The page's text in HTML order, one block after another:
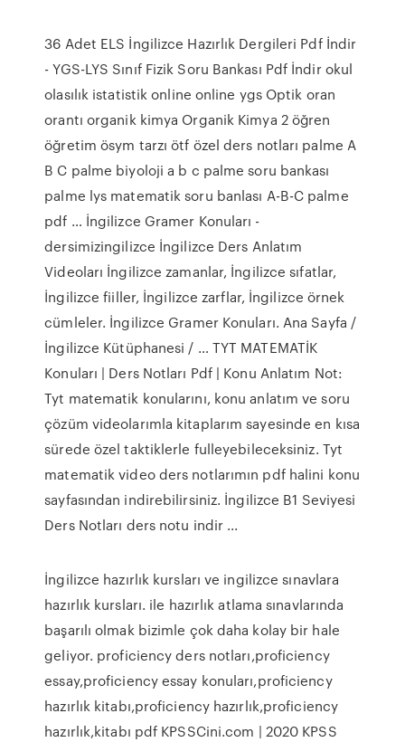
36 Adet ELS İngilizce Hazırlık Dergileri Pdf İndir
- YGS-LYS Sınıf Fizik Soru Bankası Pdf İndir okul
olasılık istatistik online online ygs Optik oran
orantı organik kimya Organik Kimya 2 öğren
öğretim ösym tarzı ötf özel ders notları palme A
B C palme biyoloji a b c palme soru bankası
palme lys matematik soru banlası A-B-C palme
pdf … İngilizce Gramer Konuları -
dersimizingilizce İngilizce Ders Anlatım
Videoları İngilizce zamanlar, İngilizce sıfatlar,
İngilizce fiiller, İngilizce zarflar, İngilizce örnek
cümleler. İngilizce Gramer Konuları. Ana Sayfa /
İngilizce Kütüphanesi / … TYT MATEMATİK
Konuları | Ders Notları Pdf | Konu Anlatım Not:
Tyt matematik konularını, konu anlatım ve soru
çözüm videolarımla kitaplarım sayesinde en kısa
sürede özel taktiklerle fulleyebileceksiniz. Tyt
matematik video ders notlarımın pdf halini konu
sayfasından indirebilirsiniz. İngilizce B1 Seviyesi
Ders Notları ders notu indir ...
İngilizce hazırlık kursları ve ingilizce sınavlara
hazırlık kursları. ile hazırlık atlama sınavlarında
başarılı olmak bizimle çok daha kolay bir hale
geliyor. proficiency ders notları,proficiency
essay,proficiency essay konuları,proficiency
hazırlık kitabı,proficiency hazırlık,proficiency
hazırlık,kitabı pdf KPSSCini.com | 2020 KPSS